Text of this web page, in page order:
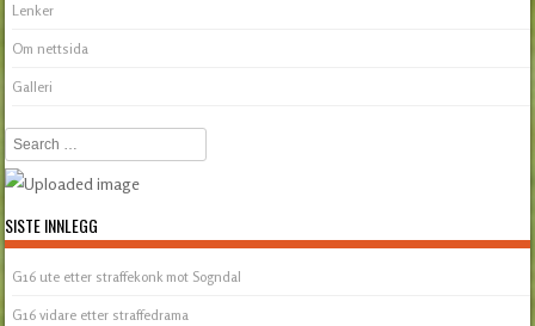
Lenker
Om nettsida
Galleri
Search
SISTE INNLEGG
G16 ute etter straffekonk mot Sogndal
G16 vidare etter straffedrama